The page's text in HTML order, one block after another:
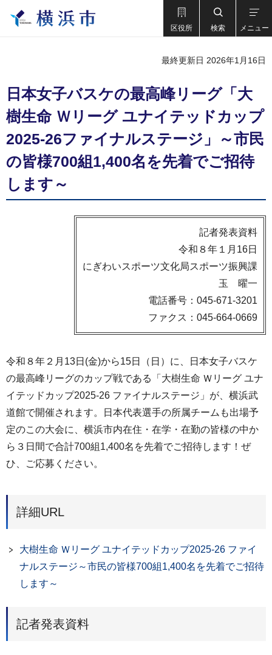
区役所 検索 メニュー
最終更新日 2026年1月16日
日本女子バスケの最高峰リーグ「大
樹生命 Ｗリーグ ユナイテッドカップ
2025-26ファイナルステージ」～市民
の皆様700組1,400名を先着でご招待
します～
記者発表資料
令和８年１月16日
にぎわいスポーツ文化局スポーツ振興課
玉 曜一
電話番号：045-671-3201
ファクス：045-664-0669
令和８年２月13日(金)から15日（日）に、日本女子バスケ
の最高峰リーグのカップ戦である「大樹生命 Ｗリーグ ユナ
イテッドカップ2025-26 ファイナルステージ」が、横浜武
道館で開催されます。日本代表選手の所属チームも出場予
定のこの大会に、横浜市内在住・在学・在勤の皆様の中か
ら３日間で合計700組1,400名を先着でご招待します！ぜ
ひ、ご応募ください。
詳細URL
大樹生命 Ｗリーグ ユナイテッドカップ2025-26 ファイ
ナルステージ～市民の皆様700組1,400名を先着でご招待
します～
記者発表資料